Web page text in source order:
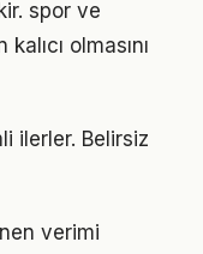
spor ve
olmasını
ilerler. Belirsiz
verimi